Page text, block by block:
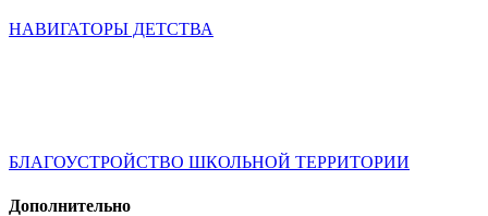
НАВИГАТОРЫ ДЕТСТВА
БЛАГОУСТРОЙСТВО ШКОЛЬНОЙ ТЕРРИТОРИИ
Дополнительно